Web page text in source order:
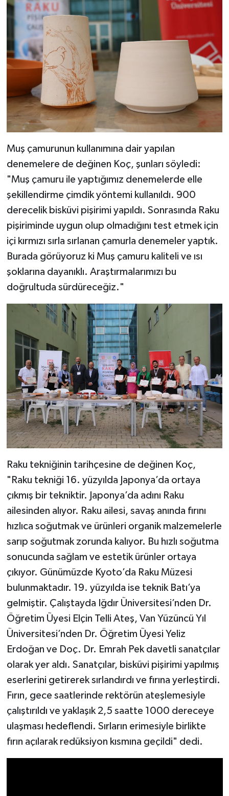
Muş çamurunun kullanımına dair yapılan
denemelere de değinen Koç, şunları söyledi:
"Muş çamuru ile yaptığımız denemelerde elle
şekillendirme çimdik yöntemi kullanıldı. 900
derecelik bisküvi pişirimi yapıldı. Sonrasında Raku
pişiriminde uygun olup olmadığını test etmek için
içi kırmızı sırla sırlanan çamurla denemeler yaptık.
Burada görüyoruz ki Muş çamuru kaliteli ve ısı
şoklarına dayanıklı. Araştırmalarımızı bu
doğrultuda sürdüreceğiz."
Raku tekniğinin tarihçesine de değinen Koç,
"Raku tekniği 16. yüzyılda Japonya’da ortaya
çıkmış bir tekniktir. Japonya’da adını Raku
ailesinden alıyor. Raku ailesi, savaş anında fırını
hızlıca soğutmak ve ürünleri organik malzemelerle
sarıp soğutmak zorunda kalıyor. Bu hızlı soğutma
sonucunda sağlam ve estetik ürünler ortaya
çıkıyor. Günümüzde Kyoto’da Raku Müzesi
bulunmaktadır. 19. yüzyılda ise teknik Batı’ya
gelmiştir. Çalıştayda Iğdır Üniversitesi’nden Dr.
Öğretim Üyesi Elçin Telli Ateş, Van Yüzüncü Yıl
Üniversitesi’nden Dr. Öğretim Üyesi Yeliz
Erdoğan ve Doç. Dr. Emrah Pek davetli sanatçılar
olarak yer aldı. Sanatçılar, bisküvi pişirimi yapılmış
eserlerini getirerek sırlandırdı ve fırına yerleştirdi.
Fırın, gece saatlerinde rektörün ateşlemesiyle
çalıştırıldı ve yaklaşık 2,5 saatte 1000 dereceye
ulaşması hedeflendi. Sırların erimesiyle birlikte
fırın açılarak redüksiyon kısmına geçildi" dedi.